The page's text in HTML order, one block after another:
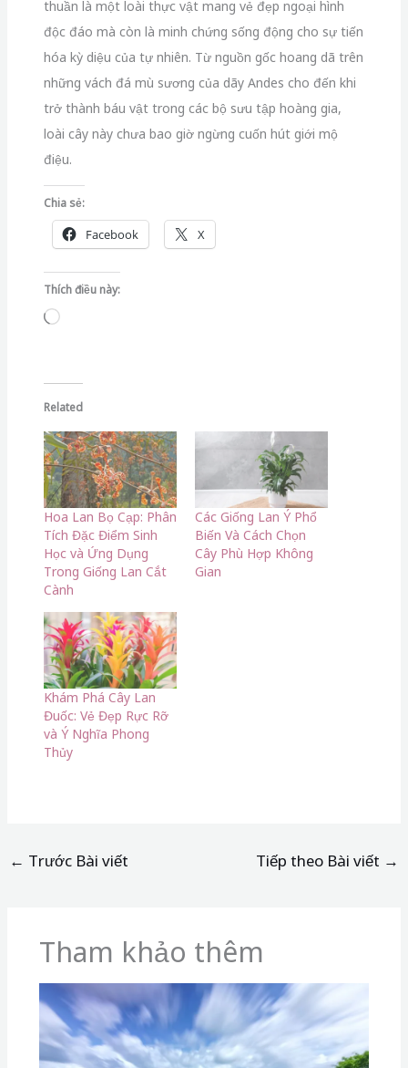
thuần là một loài thực vật mang vẻ đẹp ngoại hình
độc đáo mà còn là minh chứng sống động cho sự tiến
hóa kỳ diệu của tự nhiên. Từ nguồn gốc hoang dã trên
những vách đá mù sương của dãy Andes cho đến khi
trở thành báu vật trong các bộ sưu tập hoàng gia,
loài cây này chưa bao giờ ngừng cuốn hút giới mộ
điệu.
Chia sẻ:
Facebook X
Thích điều này:
Đang
Related
Hoa Lan Bọ Cạp: Phân
Tích Đặc Điểm Sinh
Học và Ứng Dụng
Trong Giống Lan Cắt
Cành
Các Giống Lan Ý Phổ
Biến Và Cách Chọn
Cây Phù Hợp Không
Gian
Khám Phá Cây Lan
Đuốc: Vẻ Đẹp Rực Rỡ
và Ý Nghĩa Phong
Thủy
← Trước Bài viết Tiếp theo Bài viết →
Tham khảo thêm